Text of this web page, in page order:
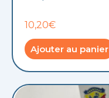
10,20€
Ajouter au panier